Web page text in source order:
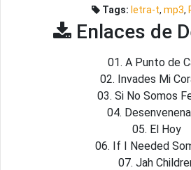
Tags: letra-t, mp3,
Enlaces de
01. A Punto de
02. Invades Mi
03. Si No Somos
04.
05. El Hoy
06. If I Needed
07. Jah